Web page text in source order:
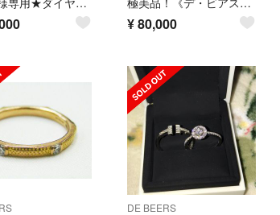
¥80,000
DE BEERS